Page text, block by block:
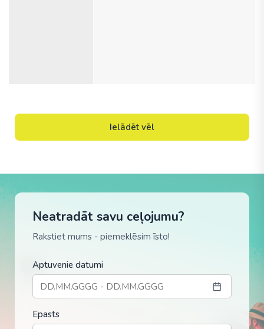
Ielādēt vēl
Neatradāt savu ceļojumu?
Rakstiet mums - piemeklēsim īsto!
Aptuvenie datumi
Epasts